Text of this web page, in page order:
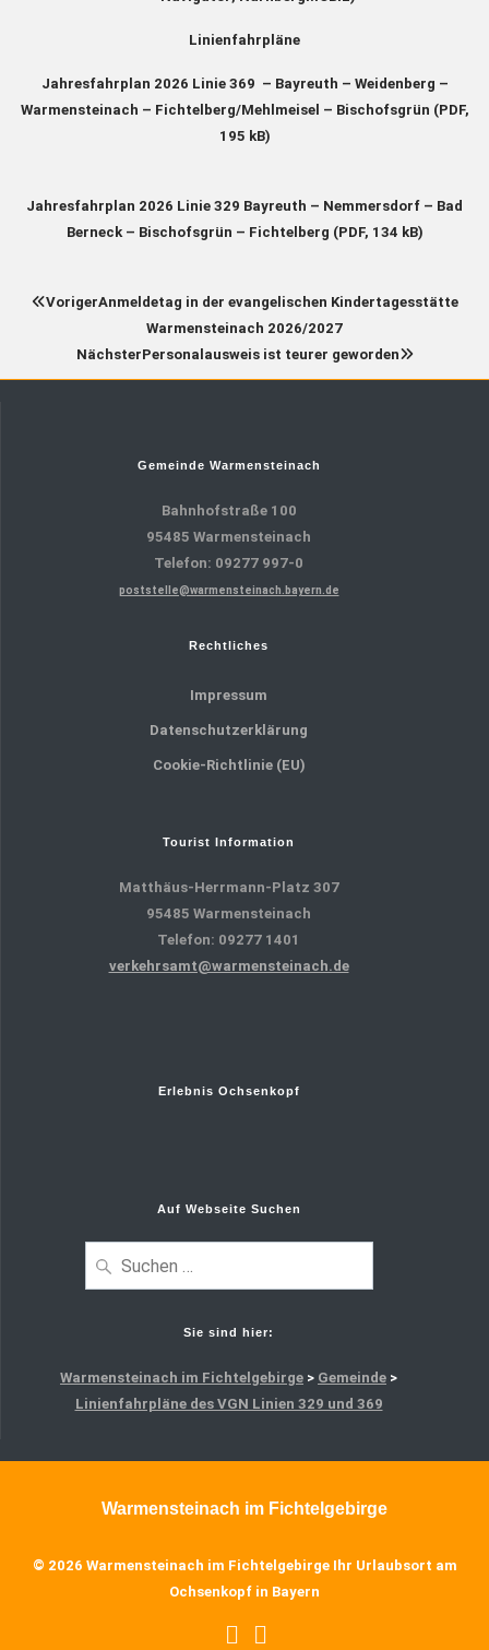
Linienfahrpläne
Jahresfahrplan 2026 Linie 369 – Bayreuth – Weidenberg –
Warmensteinach – Fichtelberg/Mehlmeisel – Bischofsgrün (PDF,
195 kB)
Jahresfahrplan 2026 Linie 329 Bayreuth – Nemmersdorf – Bad
Berneck – Bischofsgrün – Fichtelberg (PDF, 134 kB)
VorigerAnmeldetag in der evangelischen Kindertagesstätte
Warmensteinach 2026/2027
NächsterPersonalausweis ist teurer geworden
Gemeinde Warmensteinach
Bahnhofstraße 100
95485 Warmensteinach
Telefon: 09277 997-0
poststelle@warmensteinach.bayern.de
Rechtliches
Impressum
Datenschutzerklärung
Cookie-Richtlinie (EU)
Tourist Information
Matthäus-Herrmann-Platz 307
95485 Warmensteinach
Telefon: 09277 1401
verkehrsamt@warmensteinach.de
Erlebnis Ochsenkopf
Auf Webseite Suchen
Sie sind hier:
Warmensteinach im Fichtelgebirge > Gemeinde >
Linienfahrpläne des VGN Linien 329 und 369
Warmensteinach im Fichtelgebirge
© 2026 Warmensteinach im Fichtelgebirge Ihr Urlaubsort am
Ochsenkopf in Bayern